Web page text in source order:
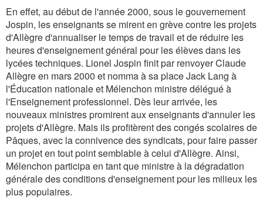
En effet, au début de l'année 2000, sous le gouvernement
Jospin, les enseignants se mirent en grève contre les projets
d'Allègre d'annualiser le temps de travail et de réduire les
heures d'enseignement général pour les élèves dans les
lycées techniques. Lionel Jospin finit par renvoyer Claude
Allègre en mars 2000 et nomma à sa place Jack Lang à
l'Éducation nationale et Mélenchon ministre délégué à
l'Enseignement professionnel. Dès leur arrivée, les
nouveaux ministres promirent aux enseignants d'annuler les
projets d'Allègre. Mais ils profitèrent des congés scolaires de
Pâques, avec la connivence des syndicats, pour faire passer
un projet en tout point semblable à celui d'Allègre. Ainsi,
Mélenchon participa en tant que ministre à la dégradation
générale des conditions d'enseignement pour les milieux les
plus populaires.